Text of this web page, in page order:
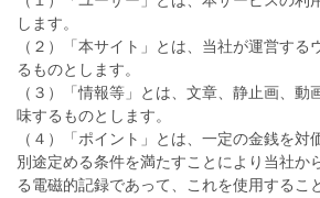
します。
（２）「本サイト」とは、当社が運営する
るものとします。
（３）「情報等」とは、文章、静止画、動
味するものとします。
（４）「ポイント」とは、一定の金銭を対
別途定める条件を満たすことにより当社か
る電磁的記録であって、これを使用するこ